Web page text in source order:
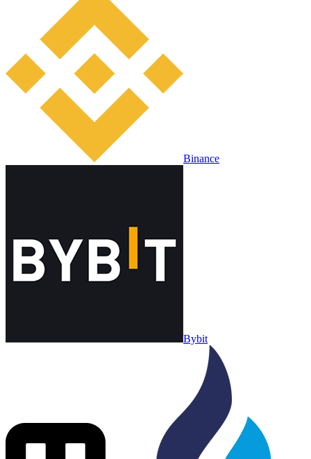
Binance
Bybit